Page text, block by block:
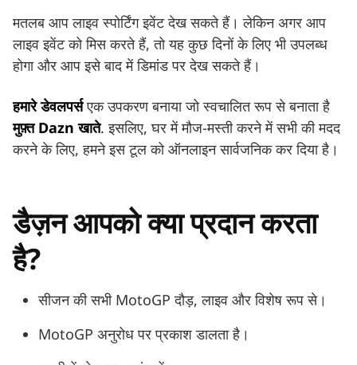
मतलब आप लाइव स्पोर्टिंग इवेंट देख सकते हैं। लेकिन अगर आप
लाइव इवेंट को मिस करते हैं, तो यह कुछ दिनों के लिए भी उपलब्ध
होगा और आप इसे बाद में डिमांड पर देख सकते हैं।
हमारे डेवलपर्सएक उपकरण बनाया जो स्वचालित रूप से बनाता है
मुफ़्त Dazn खाते. इसलिए, घर में मौज-मस्ती करने में सभी की मदद
करने के लिए, हमने इस टूल को ऑनलाइन सार्वजनिक कर दिया है।
डैज़न आपको क्या प्रदान करता
है?
सीजन की सभी MotoGP दौड़, लाइव और विशेष रूप से।
MotoGP अनुरोध पर प्रकाश डालता है।